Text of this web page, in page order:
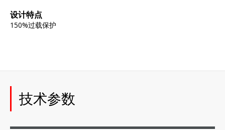
设计特点
150%过载保护
技术参数